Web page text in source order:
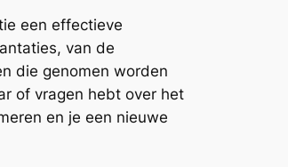
een effectieve
van de
die genomen worden
of vragen hebt over het
en je een nieuwe